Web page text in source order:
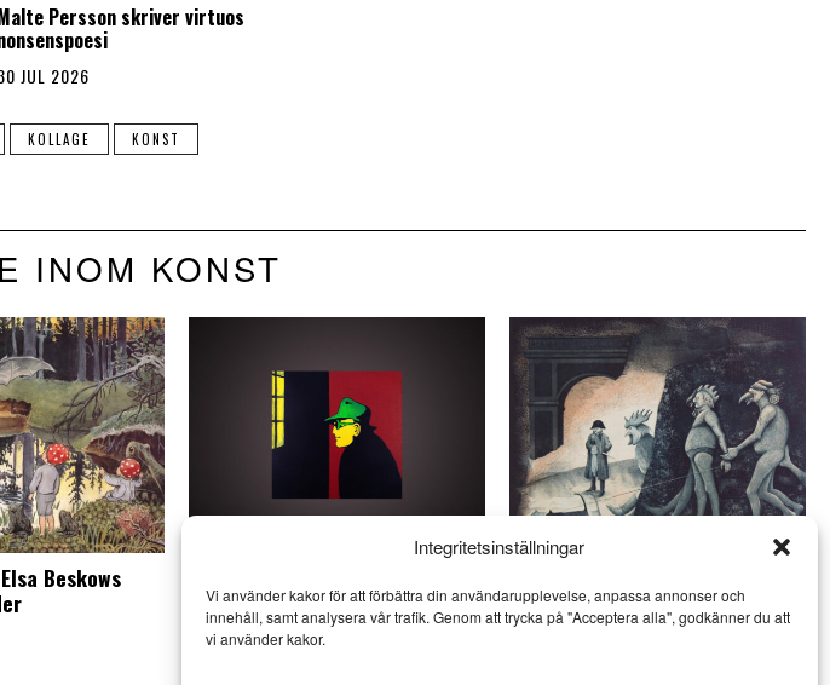
Integritetsinställningar
Vi använder kakor för att förbättra din användarupplevelse, anpassa annonser och
innehåll, samt analysera vår trafik. Genom att trycka på "Acceptera alla", godkänner du att
vi använder kakor.
Persson skriver virtuos
JUL 2026
KOLLAGE KONST
INOM KONST
Beskows
besök i Eslöv
KONST
med värme